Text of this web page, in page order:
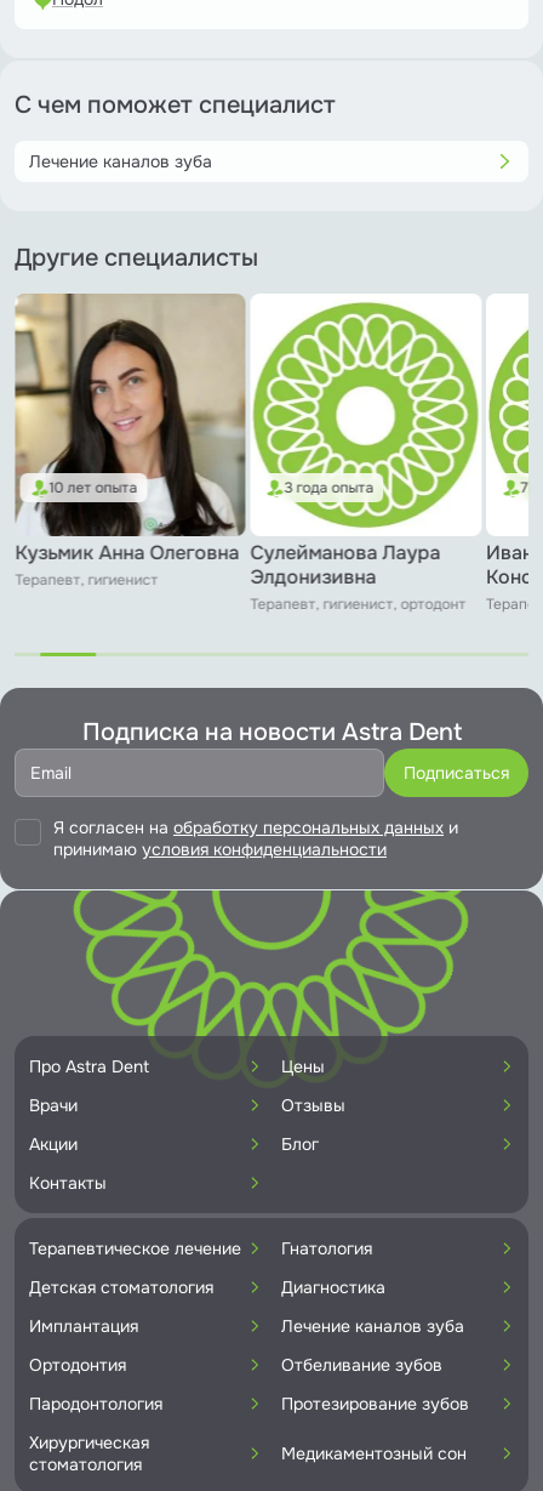
С чем поможет специалист
Лечение каналов зуба
Другие специалисты
10 лет опыта
Кузьмик Анна Олеговна
Терапевт, гигиенист
3 года опыта
Сулейманова Лаура
Элдонизивна
Терапевт, гигиенист, ортодонт
7
Подписка на новости Astra Dent
Я согласен на обработку персональных данных и
принимаю условия конфиденциальности
Про Astra Dent
Цены
Врачи
Отзывы
Акции
Блог
Контакты
Терапевтическое лечение
Гнатология
Детская стоматология
Диагностика
Имплантация
Лечение каналов зуба
Ортодонтия
Отбеливание зубов
Пародонтология
Протезирование зубов
Хирургическая
стоматология
Медикаментозный сон